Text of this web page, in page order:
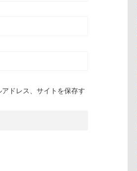
ドレス、サイトを保存す